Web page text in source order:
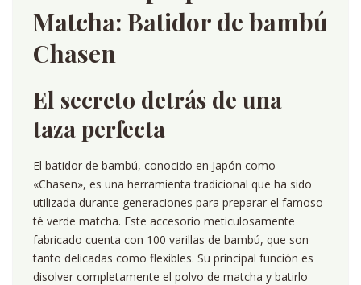
Matcha: Batidor de bambú
Chasen
El secreto detrás de una
taza perfecta
El batidor de bambú, conocido en Japón como
«Chasen», es una herramienta tradicional que ha sido
utilizada durante generaciones para preparar el famoso
té verde matcha. Este accesorio meticulosamente
fabricado cuenta con 100 varillas de bambú, que son
tanto delicadas como flexibles. Su principal función es
disolver completamente el polvo de matcha y batirlo